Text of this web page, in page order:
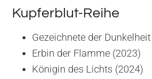
Kupferblut-Reihe
Gezeichnete der
Erbin der Flamme (2023)
Königin des Lichts (2024)